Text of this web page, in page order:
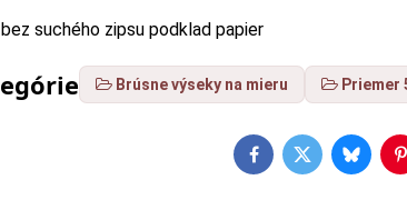
suchého zipsu podklad papier
Brúsne výseky na mieru Priemer
FacebookTwitterBluesky